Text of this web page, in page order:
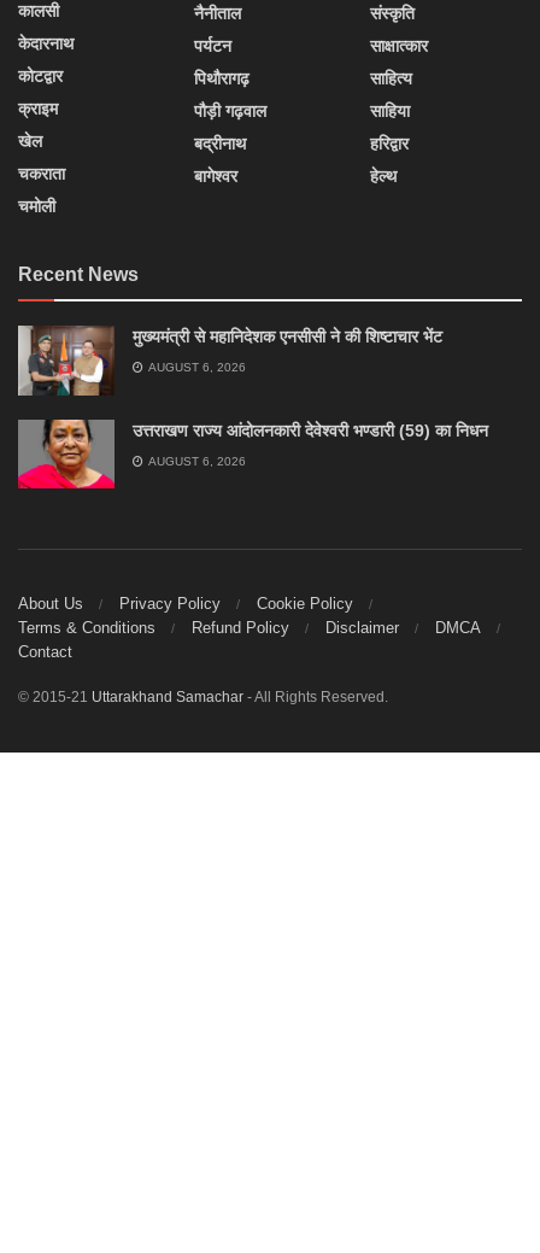
कालसी
केदारनाथ
कोटद्वार
क्राइम
खेल
चकराता
चमोली
नैनीताल
पर्यटन
पिथौरागढ़
पौड़ी गढ़वाल
बद्रीनाथ
बागेश्वर
संस्कृति
साक्षात्कार
साहित्य
साहिया
हरिद्वार
हेल्थ
Recent News
मुख्यमंत्री से महानिदेशक एनसीसी ने की शिष्टाचार भेंट
AUGUST 6, 2026
उत्तराखण राज्य आंदोलनकारी देवेश्वरी भण्डारी (59) का निधन
AUGUST 6, 2026
About Us Privacy Policy
Cookie Policy
Terms & Conditions
Refund Policy Disclaimer
DMCA
Contact
© 2015-21 Uttarakhand Samachar - All Rights Reserved.